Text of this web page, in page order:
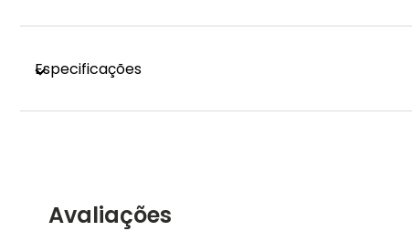
Especificações
Avaliações